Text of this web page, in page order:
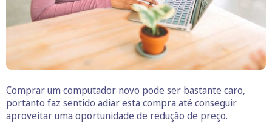
Comprar um computador novo pode ser bastante caro,
portanto faz sentido adiar esta compra até conseguir
aproveitar uma oportunidade de redução de preço.